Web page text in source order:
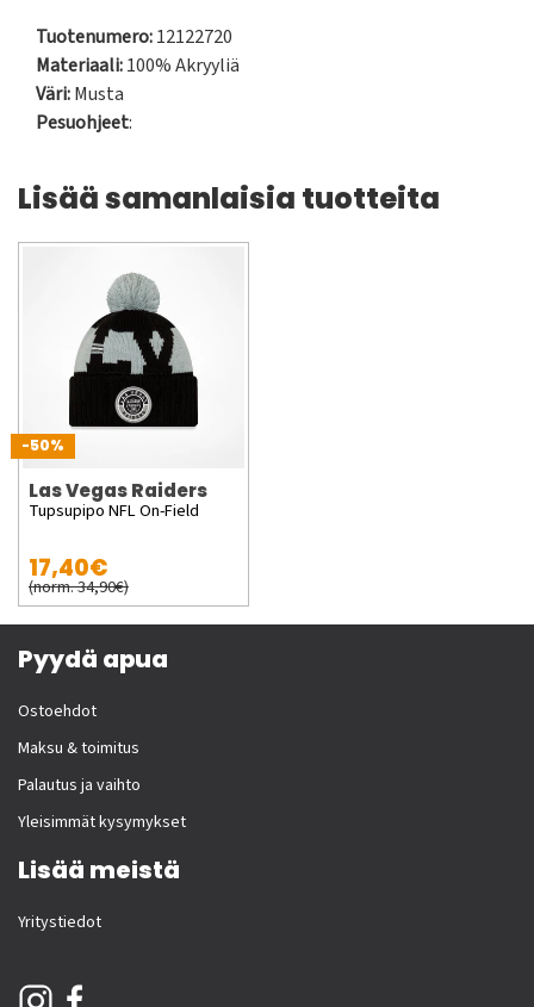
Tuotenumero:12122720
Materiaali:100% Akryyliä
Väri:Musta
Pesuohjeet:
Lisää samanlaisia tuotteita
-50%
Las Vegas Raiders
Tupsupipo NFL On-Field
17,40€
(norm. 34,90€)
Pyydä apua
Ostoehdot
Maksu & toimitus
Palautus ja vaihto
Yleisimmät kysymykset
Lisää meistä
Yritystiedot